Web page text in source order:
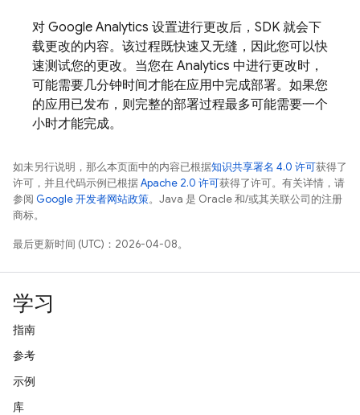
对 Google Analytics 设置进行更改后，SDK 就会下
载更改的内容。该过程既快速又无缝，因此您可以快
速测试您的更改。当您在 Analytics 中进行更改时，
可能需要几分钟时间才能在应用中完成部署。如果您
的应用已发布，则完整的部署过程最多可能需要一个
小时才能完成。
如未另行说明，那么本页面中的内容已根据知识共享署名 4.0 许可获得了
许可，并且代码示例已根据Apache 2.0 许可获得了许可。有关详情，请
参阅 Google 开发者网站政策。Java 是 Oracle 和/或其关联公司的注册
商标。
最后更新时间 (UTC)：2026-04-08。
学习
指南
参考
示例
库